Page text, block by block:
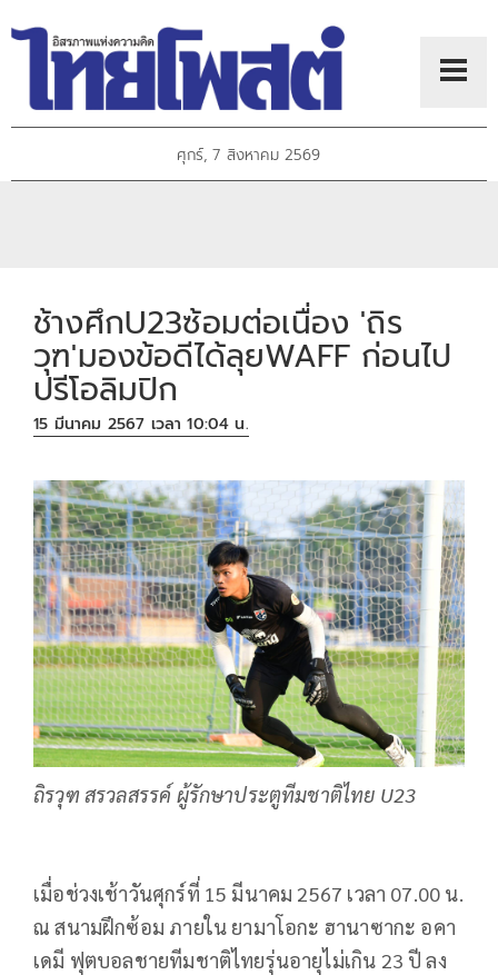
ศุกร์, 7 สิงหาคม 2569
ช้างศึกU23ซ้อมต่อเนื่อง 'ถิร
วุฑ'มองข้อดีได้ลุยWAFF ก่อนไป
ปรีโอลิมปิก
15 มีนาคม 2567 เวลา 10:04 น.
ถิรวุฑ สรวลสรรค์ ผู้รักษาประตูทีมชาติไทย U23
เมื่อช่วงเช้าวันศุกร์ที่ 15 มีนาคม 2567 เวลา 07.00 น.
ณ สนามฝึกซ้อม ภายใน ยามาโอกะ ฮานาซากะ อคา
เดมี ฟุตบอลชายทีมชาติไทยรุ่นอายุไม่เกิน 23 ปี ลง